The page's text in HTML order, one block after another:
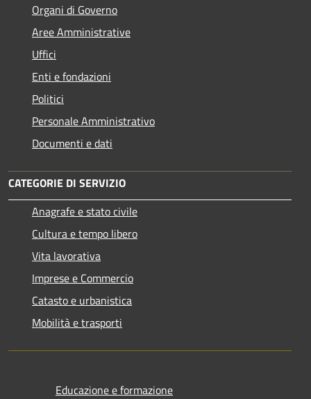
Organi di Governo
Aree Amministrative
Uffici
Enti e fondazioni
Politici
Personale Amministrativo
Documenti e dati
CATEGORIE DI SERVIZIO
Anagrafe e stato civile
Cultura e tempo libero
Vita lavorativa
Imprese e Commercio
Catasto e urbanistica
Mobilità e trasporti
Educazione e formazione